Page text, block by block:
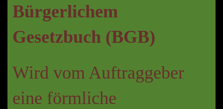
Bürgerlichem
Gesetzbuch (BGB)
Wird vom Auftraggeber
eine förmliche